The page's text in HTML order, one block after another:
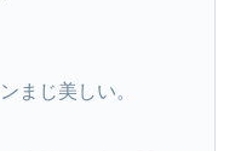
まじ美しい。